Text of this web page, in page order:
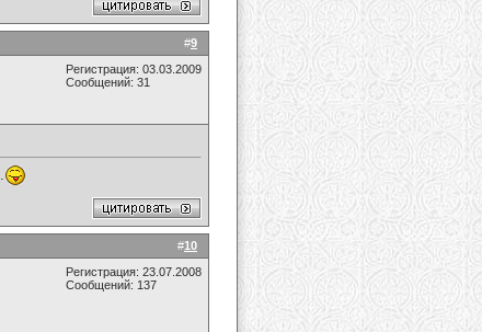
#9
Регистрация: 03.03.2009
Сообщений: 31
#10
Регистрация: 23.07.2008
Сообщений: 137